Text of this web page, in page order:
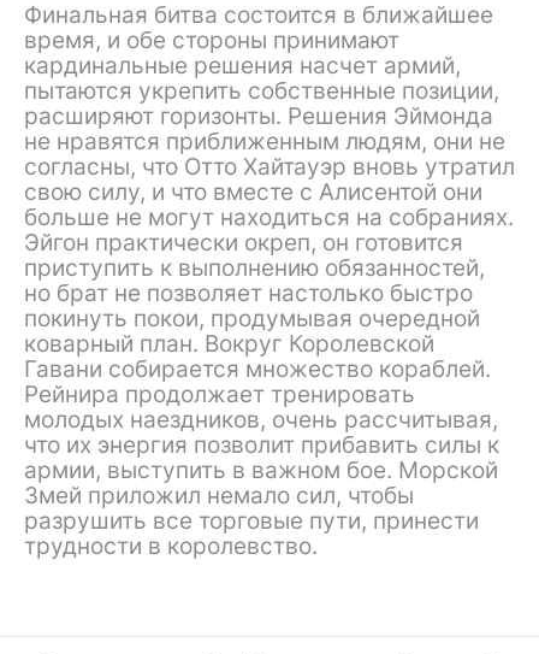
Финальная битва состоится в ближайшее
время, и обе стороны принимают
кардинальные решения насчет армий,
пытаются укрепить собственные позиции,
расширяют горизонты. Решения Эймонда
не нравятся приближенным людям, они не
согласны, что Отто Хайтауэр вновь утратил
свою силу, и что вместе с Алисентой они
больше не могут находиться на собраниях.
Эйгон практически окреп, он готовится
приступить к выполнению обязанностей,
но брат не позволяет настолько быстро
покинуть покои, продумывая очередной
коварный план. Вокруг Королевской
Гавани собирается множество кораблей.
Рейнира продолжает тренировать
молодых наездников, очень рассчитывая,
что их энергия позволит прибавить силы к
армии, выступить в важном бое. Морской
Змей приложил немало сил, чтобы
разрушить все торговые пути, принести
трудности в королевство.